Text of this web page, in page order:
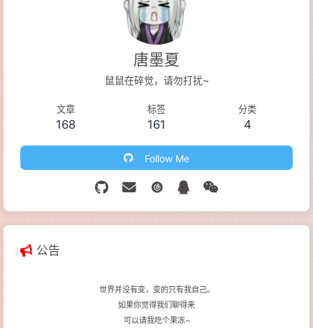
唐墨夏
鼠鼠在碎觉，请勿打扰~
文章
168
标签
161
分类
4
Follow Me
公告
世界并没有变，变的只有我自己。
如果你觉得我们聊得来
可以请我吃个果冻~